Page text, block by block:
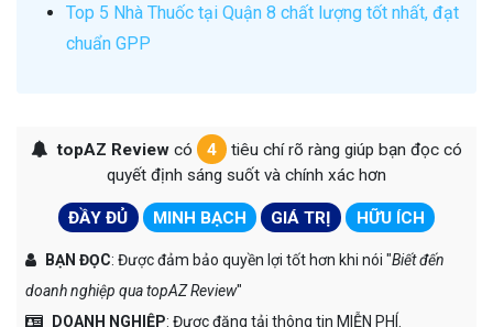
Top 5 Nhà Thuốc tại Quận 8 chất lượng tốt nhất, đạt
chuẩn GPP
topAZ Reviewcó 4
tiêu chí rõ ràng giúp bạn đọc có
quyết định sáng suốt và chính xác hơn
ĐẦY ĐỦ MINH BẠCH GIÁ TRỊ HỮU ÍCH
BẠN ĐỌC: Được đảm bảo quyền lợi tốt hơn khi nói "Biết đến
doanh nghiệp qua topAZ Review"
DOANH NGHIỆP: Được đăng tải thông tin MIỄN PHÍ.